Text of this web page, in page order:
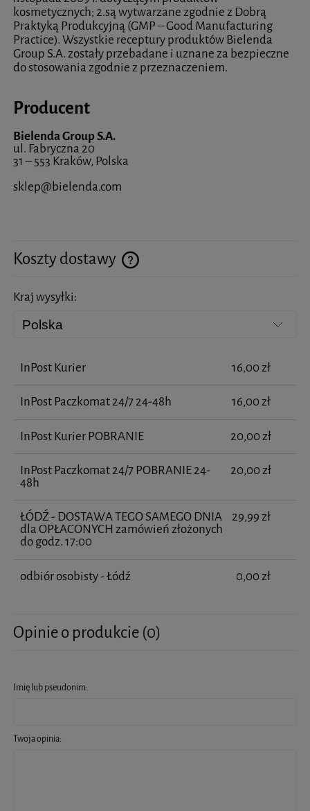
kosmetycznych; 2.są wytwarzane zgodnie z Dobrą
Praktyką Produkcyjną (GMP – Good Manufacturing
Practice). Wszystkie receptury produktów Bielenda
Group S.A. zostały przebadane i uznane za bezpieczne
do stosowania zgodnie z przeznaczeniem.
Producent
Bielenda Group S.A.
ul. Fabryczna 20
31 – 553 Kraków, Polska
sklep@bielenda.com
Koszty dostawy
Cena nie zawiera ewentualnych kosztów płatności
Kraj wysyłki:
InPost Kurier 16,00 zł
InPost Paczkomat 24/7 24-48h 16,00 zł
InPost Kurier POBRANIE 20,00 zł
InPost Paczkomat 24/7 POBRANIE 24-
48h
20,00 zł
ŁÓDŹ - DOSTAWA TEGO SAMEGO DNIA
dla OPŁACONYCH zamówień złożonych
do godz. 17:00
29,99 zł
odbiór osobisty - Łódź 0,00 zł
Opinie o produkcie (0)
Imię lub pseudonim:
Twoja opinia: